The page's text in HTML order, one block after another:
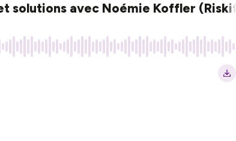
solutions avec Noémie Koffler